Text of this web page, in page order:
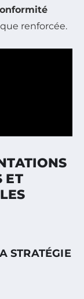
renforcée.
ET
STRATÉGIE